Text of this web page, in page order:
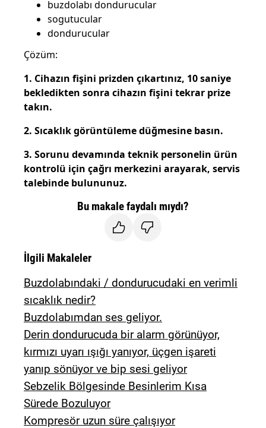
buzdolabı dondurucular
sogutucular
dondurucular
Çözüm:
1. Cihazın fişini prizden çıkartınız, 10 saniye
bekledikten sonra cihazın fişini tekrar prize
takın.
2. Sıcaklık görüntüleme düğmesine basın.
3. Sorunu devamında teknik personelin ürün
kontrolü için çağrı merkezini arayarak, servis
talebinde bulununuz.
Bu makale faydalı mıydı?
İlgili Makaleler
Buzdolabındaki / dondurucudaki en verimli
sıcaklık nedir?
Buzdolabımdan ses geliyor.
Derin dondurucuda bir alarm görünüyor,
kırmızı uyarı ışığı yanıyor, üçgen işareti
yanıp sönüyor ve bip sesi geliyor
Sebzelik Bölgesinde Besinlerim Kısa
Sürede Bozuluyor
Kompresör uzun süre çalışıyor